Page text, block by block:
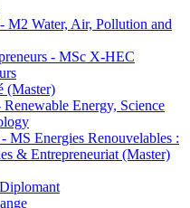
M2 Water, Air, Pollution and
- MSc X-HEC
(Master)
Energy, Science
MS Energies Renouvelables :
& Entrepreneuriat (Master)